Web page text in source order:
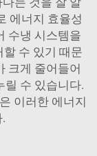
에너지 효율성
수냉 시스템을
수 있기 때문
크게 줄어들어
릴 수 있습니다.
은 이러한 에너지